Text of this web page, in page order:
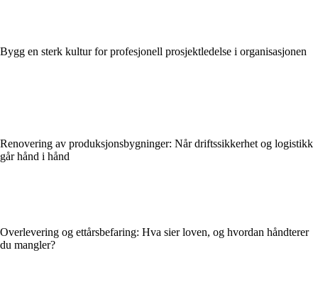
Bygg en sterk kultur for profesjonell prosjektledelse i organisasjonen
Renovering av produksjonsbygninger: Når driftssikkerhet og logistikk
går hånd i hånd
Overlevering og ettårsbefaring: Hva sier loven, og hvordan håndterer
du mangler?